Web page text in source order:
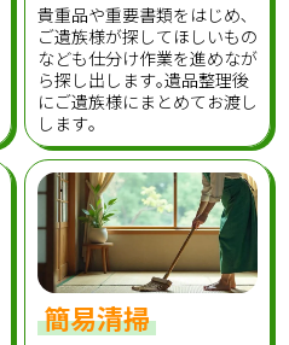
貴重品や重要書類をはじめ､
ご遺族様が探してほしいもの
なども仕分け作業を進めなが
ら探し出します｡遺品整理後
にご遺族様にまとめてお渡し
します｡
簡易清掃